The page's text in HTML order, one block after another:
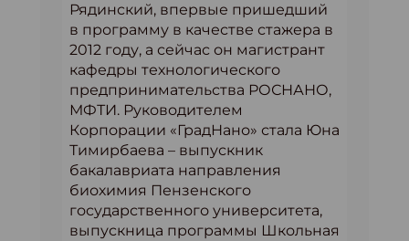
Рядинский, впервые пришедший
в программу в качестве стажера в
2012 году, а сейчас он магистрант
кафедры технологического
предпринимательства РОСНАНО,
МФТИ. Руководителем
Корпорации «ГрадНано» стала Юна
Тимирбаева – выпускник
бакалавриата направления
биохимия Пензенского
государственного университета,
выпускница программы Школьная